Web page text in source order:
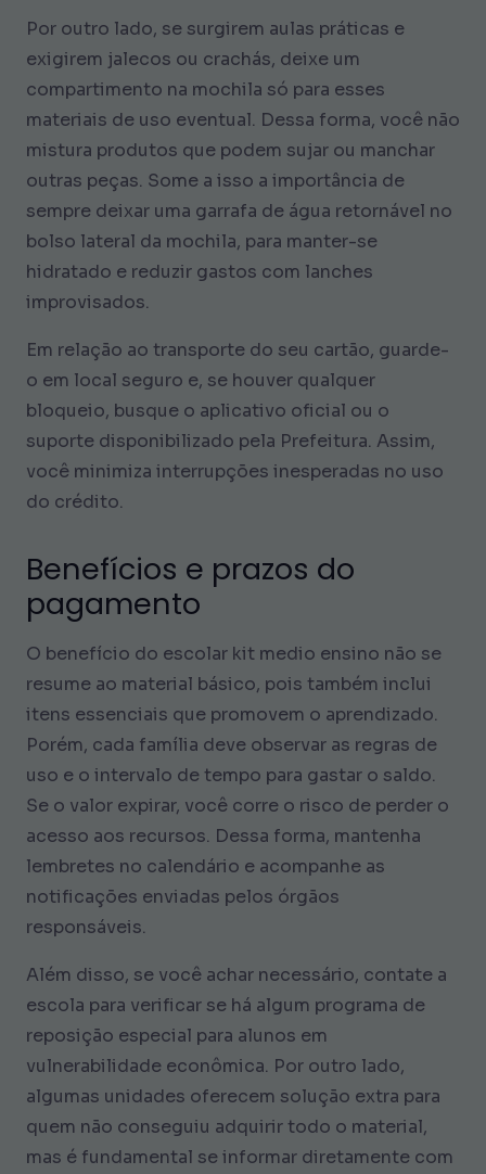
Por outro lado, se surgirem aulas práticas e
exigirem jalecos ou crachás, deixe um
compartimento na mochila só para esses
materiais de uso eventual. Dessa forma, você não
mistura produtos que podem sujar ou manchar
outras peças. Some a isso a importância de
sempre deixar uma garrafa de água retornável no
bolso lateral da mochila, para manter-se
hidratado e reduzir gastos com lanches
improvisados.
Em relação ao transporte do seu cartão, guarde-
o em local seguro e, se houver qualquer
bloqueio, busque o aplicativo oficial ou o
suporte disponibilizado pela Prefeitura. Assim,
você minimiza interrupções inesperadas no uso
do crédito.
Benefícios e prazos do
pagamento
O benefício do escolar kit medio ensino não se
resume ao material básico, pois também inclui
itens essenciais que promovem o aprendizado.
Porém, cada família deve observar as regras de
uso e o intervalo de tempo para gastar o saldo.
Se o valor expirar, você corre o risco de perder o
acesso aos recursos. Dessa forma, mantenha
lembretes no calendário e acompanhe as
notificações enviadas pelos órgãos
responsáveis.
Além disso, se você achar necessário, contate a
escola para verificar se há algum programa de
reposição especial para alunos em
vulnerabilidade econômica. Por outro lado,
algumas unidades oferecem solução extra para
quem não conseguiu adquirir todo o material,
mas é fundamental se informar diretamente com